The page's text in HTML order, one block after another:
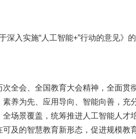
入实施“人工智能+”行动的意见》
全会、全国教育大会精神，全面贯
养为先、应用导向、智能向善，充
场景覆盖，统筹推进人工智能人才
及的智慧教育新形态，促进规模教